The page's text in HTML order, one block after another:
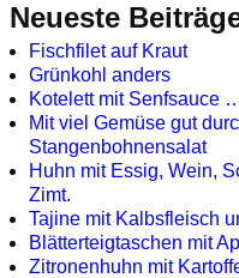
Neueste
Fischfilet auf Kraut
Grünkohl anders
Kotelett mit Senfsauce
Mit viel Gemüse gut
Stangenbohnensalat
Huhn mit Essig, Wein,
Zimt.
Tajine mit Kalbsfleisch
Blätterteigtaschen mit
Zitronenhuhn mit